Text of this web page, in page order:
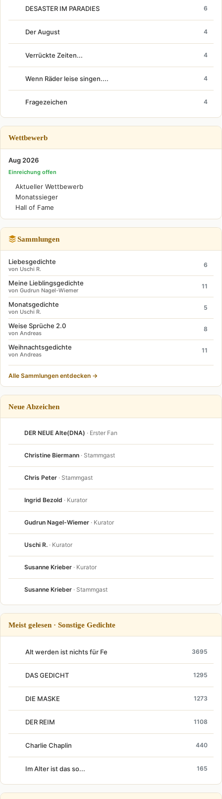
DESASTER IM PARADIES 6
Der August 4
Verrückte Zeiten... 4
Wenn Räder leise singen.... 4
Fragezeichen 4
Wettbewerb
Aug 2026
Einreichung offen
Aktueller Wettbewerb
Monatssieger
Hall of Fame
Sammlungen
Liebesgedichte
von Uschi R.
6
Meine Lieblingsgedichte
von Gudrun Nagel-Wiemer
11
Monatsgedichte
von Uschi R.
5
Weise Sprüche 2.0
von Andreas
8
Weihnachtsgedichte
von Andreas
11
Alle Sammlungen entdecken →
Neue Abzeichen
DER NEUE Alte(DNA) · Erster Fan
Christine Biermann · Stammgast
Chris Peter · Stammgast
Ingrid Bezold · Kurator
Gudrun Nagel-Wiemer · Kurator
Uschi R. · Kurator
Susanne Krieber · Kurator
Susanne Krieber · Stammgast
Meist gelesen · Sonstige Gedichte
Alt werden ist nichts für Fe 3695
DAS GEDICHT 1295
DIE MASKE 1273
DER REIM 1108
Charlie Chaplin 440
Im Alter ist das so... 165